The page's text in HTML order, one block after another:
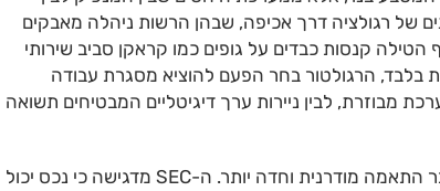
של רגולציה דרך אכיפה, שבהן הרשות ניהלה מאבקים
הטילה קנסות כבדים על גופים כמו קראקן סביב שירותי
בלבד, הרגולטור בחר הפעם להוציא מסגרת עבודה
מבוזרת, לבין ניירות ערך דיגיטליים המבטיחים תשואה
הבסיס לכל ההחלטה הזו נשאר מבחן האווי הוותיק, אך הוא עבר התאמה מודרנית וחדה יותר. ה-SEC מדגישה כי נכס יכול